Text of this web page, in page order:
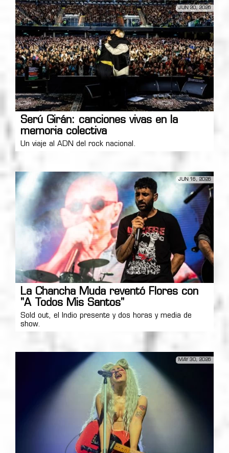
JUN 20, 2026
Serú Girán: canciones vivas en la
memoria colectiva
Un viaje al ADN del rock nacional.
JUN 16, 2026
La Chancha Muda reventó Flores con
"A Todos Mis Santos"
Sold out, el Indio presente y dos horas y media de
show.
MAY 30, 2026